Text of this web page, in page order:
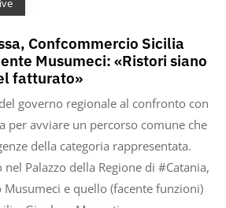
Confcommercio Sicilia
Musumeci: «Ristori siano
fatturato»
governo regionale al confronto con
per avviare un percorso comune che
della categoria rappresentata.
nel Palazzo della Regione di #Catania,
e quello (facente funzioni)